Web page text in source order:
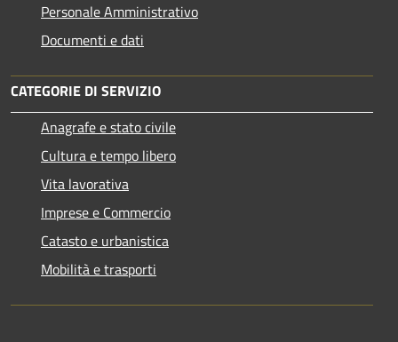
Personale Amministrativo
Documenti e dati
CATEGORIE DI SERVIZIO
Anagrafe e stato civile
Cultura e tempo libero
Vita lavorativa
Imprese e Commercio
Catasto e urbanistica
Mobilità e trasporti